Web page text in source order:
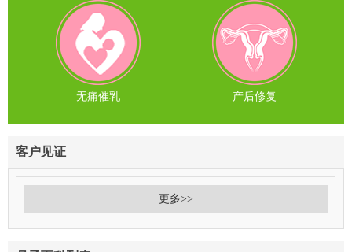
无痛催乳 产后修复
客户见证
更多>>